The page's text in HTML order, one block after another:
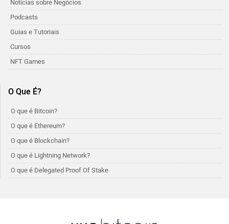
Noticias sobre Negócios
Podcasts
Guias e Tutoriais
Cursos
NFT Games
O Que É?
O que é Bitcoin?
O que é Ethereum?
O que é Blockchain?
O que é Lightning Network?
O que é Delegated Proof Of Stake